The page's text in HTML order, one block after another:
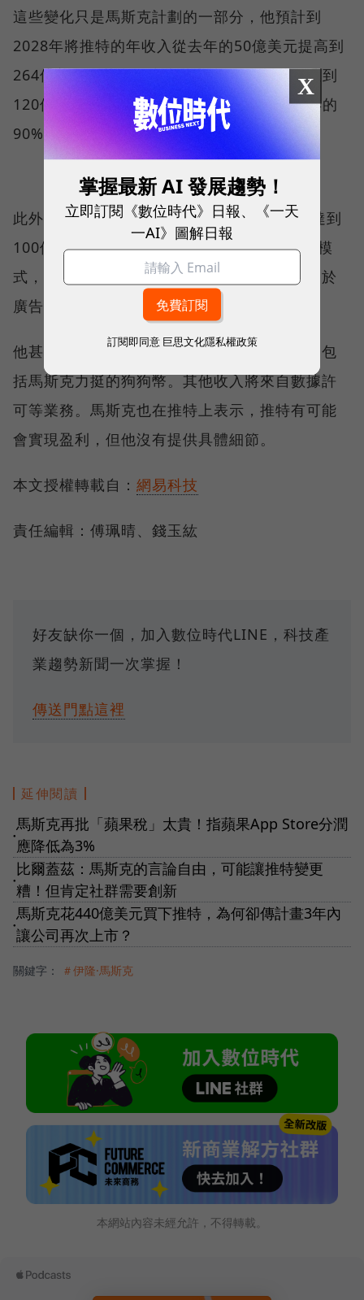
這些變化只是馬斯克計劃的一部分，他預計到
2028年將推特的年收入從去年的50億美元提高到
264億美元。其中，廣告收入在2028年將可達到
120億美元，但在總收入中的佔比將從2020年的
90%下降到45%。
此外，馬斯克預計推特2028年的訂閱收入將達到
100億美元。據稱，他更喜歡基於訂閱的營運模
式，而不是打廣告，因為這將使推特不必受制於
廣告商的壓力。
他甚至建議用戶可以用加密貨幣支付訂閱費，包
括馬斯克力挺的狗狗幣。其他收入將來自數據許
可等業務。馬斯克也在推特上表示，推特有可能
會實現盈利，但他沒有提供具體細節。
本文授權轉載自： 網易科技
責任編輯：傅珮晴、錢玉紘
好友缺你一個，加入數位時代LINE，科技產
業趨勢新聞一次掌握！
傳送門點這裡
延伸閱讀
●
馬斯克再批「蘋果稅」太貴！指蘋果App Store分潤
應降低為3%
●
比爾蓋茲：馬斯克的言論自由，可能讓推特變更
糟！但肯定社群需要創新
●
馬斯克花440億美元買下推特，為何卻傳計畫3年內
讓公司再次上市？
關鍵字： ＃伊隆·馬斯克
本網站內容未經允許，不得轉載。
X
掌握最新 AI 發展趨勢！
立即訂閱《數位時代》日報、《一天
一AI》圖解日報
訂閱即同意 巨思文化隱私權政策